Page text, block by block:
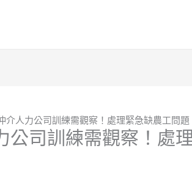
介人力公司訓練需觀察！處理緊急缺農工問題
公司訓練需觀察！處